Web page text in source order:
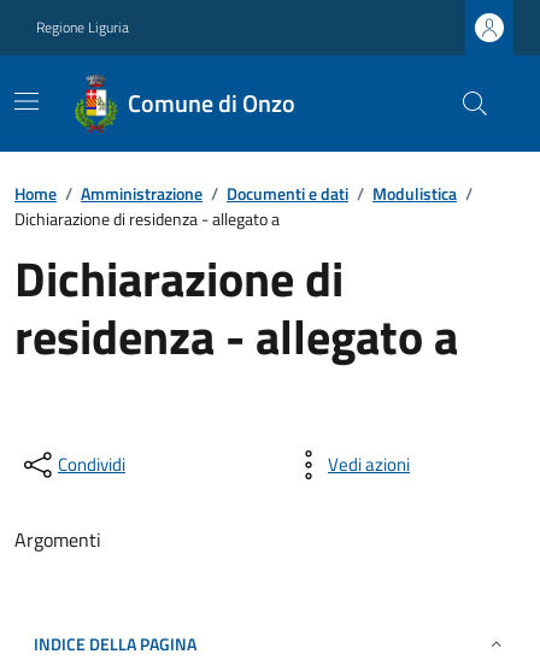
Regione Liguria
Comune di Onzo
Home / Amministrazione / Documenti e dati / Modulistica /
Dichiarazione di residenza - allegato a
Dichiarazione di
residenza - allegato a
Condividi Vedi azioni
Argomenti
INDICE DELLA PAGINA